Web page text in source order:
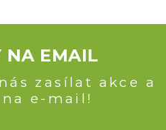
NA EMAIL
zasílat akce a
e-mail!